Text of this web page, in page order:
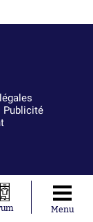
Publicité
Menu